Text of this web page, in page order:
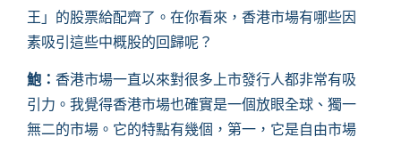
王」的股票給配齊了。在你看來，香港市場有哪些因
素吸引這些中概股的回歸呢？
鮑： 香港市場一直以來對很多上市發行人都非常有吸
引力。我覺得香港市場也確實是一個放眼全球、獨一
無二的市場。它的特點有幾個，第一，它是自由市場